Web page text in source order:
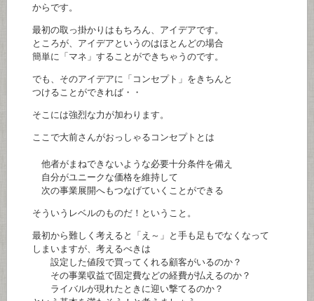
からです。
最初の取っ掛かりはもちろん、アイデアです。
ところが、アイデアというのはほとんどの場合
簡単に「マネ」することができちゃうのです。
でも、そのアイデアに「コンセプト」をきちんと
つけることができれば・・
そこには強烈な力が加わります。
ここで大前さんがおっしゃるコンセプトとは
他者がまねできないような必要十分条件を備え
自分がユニークな価格を維持して
次の事業展開へもつなげていくことができる
そういうレベルのものだ！ということ。
最初から難しく考えると「え～」と手も足もでなくなって
しまいますが、考えるべきは
設定した値段で買ってくれる顧客がいるのか？
その事業収益で固定費などの経費が払えるのか？
ライバルが現れたときに迎い撃てるのか？